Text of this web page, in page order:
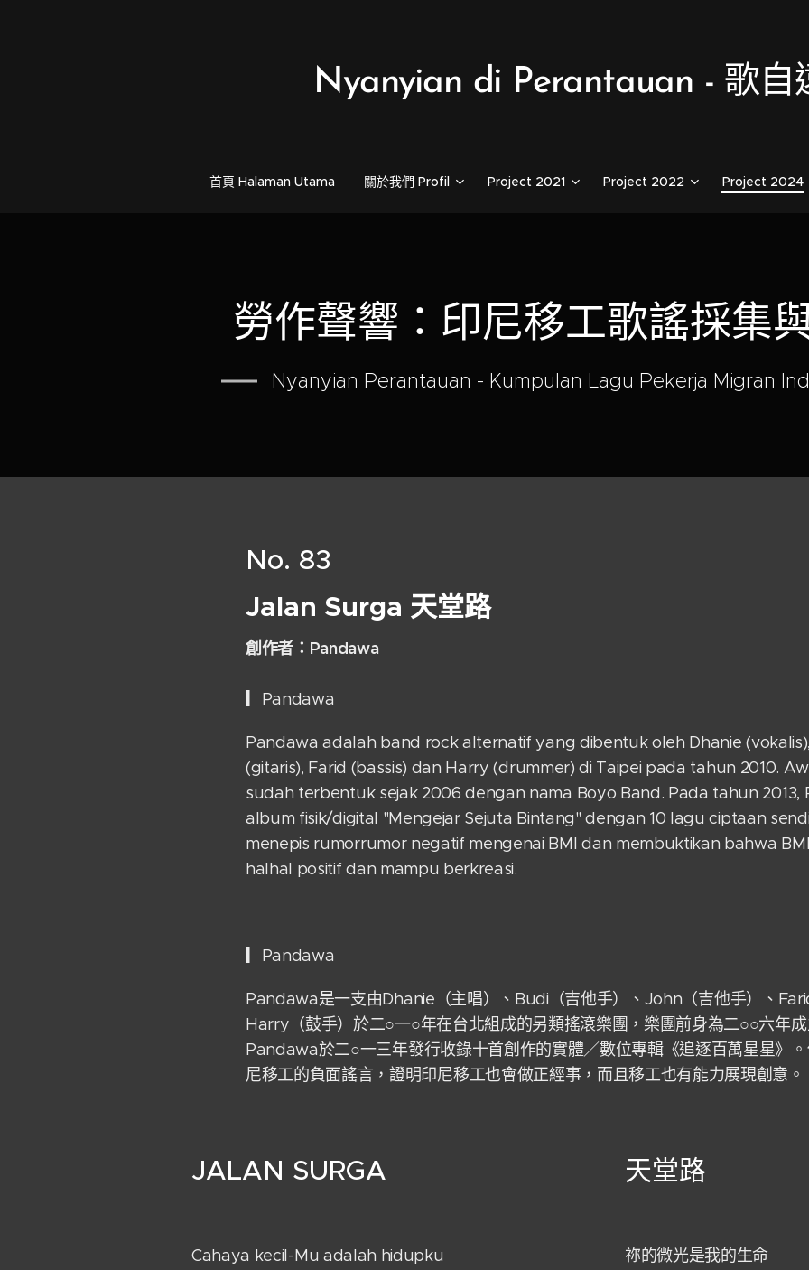
Nyanyian di Perantauan - 歌自
首頁 Halaman Utama 關於我們 Profil Project 2021 Project 2022 Project 2024
勞作聲響：印尼移工歌謠採集
Nyanyian Perantauan - Kumpulan Lagu Pekerja Migran
No. 83
Jalan Surga 天堂路
創作者：Pandawa
▎Pandawa
Pandawa adalah band rock alternatif yang dibentuk oleh Dhanie
(gitaris), Farid (bassis) dan Harry (drummer) di Taipei pada tahun 2010.
sudah terbentuk sejak 2006 dengan nama Boyo Band. Pada tahun 2013,
album fisik/digital "Mengejar Sejuta Bintang" dengan 10 lagu ciptaan
menepis rumorrumor negatif mengenai BMI dan membuktikan bahwa
halhal positif dan mampu berkreasi.
▎Pandawa
Pandawa是一支由Dhanie（主唱）、Budi（吉他手）、John（吉他手）、
Harry（鼓手）於二○一○年在台北組成的另類搖滾樂團，樂團前身為二○○六年
Pandawa於二○一三年發行收錄十首創作的實體／數位專輯《追逐百萬星星》
尼移工的負面謠言，證明印尼移工也會做正經事，而且移工也有能力展現創意。
JALAN SURGA
Cahaya kecil-Mu adalah hidupku
天堂路
祢的微光是我的生命